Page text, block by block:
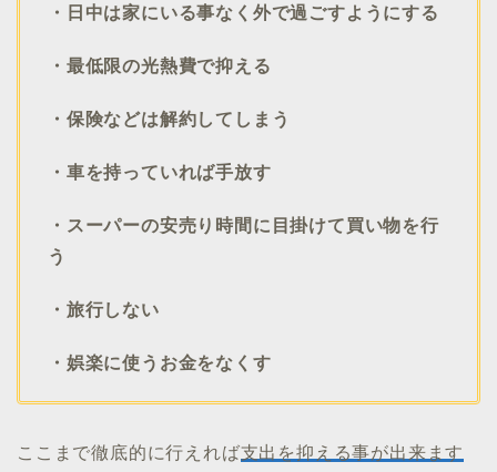
・日中は家にいる事なく外で過ごすようにする
・最低限の光熱費で抑える
・保険などは解約してしまう
・車を持っていれば手放す
・スーパーの安売り時間に目掛けて買い物を行
う
・旅行しない
・娯楽に使うお金をなくす
ここまで徹底的に行えれば支出を抑える事が出来ます